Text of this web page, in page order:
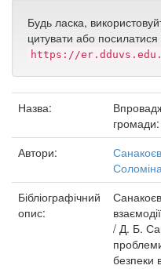
Будь ласка,
цитувати або
https://
Назва:
громади:
Автори:
Бібліографічний
опис:
/ Д. Б.
безпеки